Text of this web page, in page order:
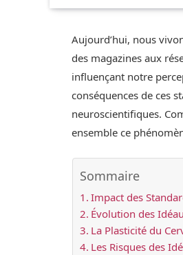
Aujourd’hui, nous
des magazines aux
influençant notre
conséquences de ces
neuroscientifiques.
ensemble ce
Sommaire
Impact des
Évolution des
La Plasticité du
Les Risques des